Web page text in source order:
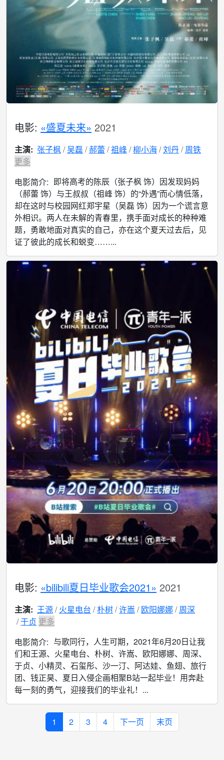
电影: «盛夏未来» 2021
主演: 张子枫 吴磊 郝蕾 祖峰 柳小海 刘丹 周铁
更多
电影简介: 即将高考的陈辰（张子枫 饰）因发现妈妈
（郝蕾 饰）与王叔叔（祖峰 饰）的“外遇”而心情低落，
却在这时与校园网红郑宇星（吴磊 饰）因为一个谎言意
外相识。两人在未解的青春里，携手面对成长的种种难
题，勇敢地面对真实的自己，亦在这个夏天过去后，见
证了彼此的成长和蜕变……...
电影: «bilibili夏日毕业歌会2021» 2021
主演: 王源 火星电台 朴树 许嵩 欧阳娜娜 周深
于贞 更多
电影简介: 与歌同行，人生可期，2021年6月20日让我
们和王源、火星电台、朴树、许嵩、欧阳娜娜、周深、
于贞、小精灵、石玺彤、沙一汀、阿达娃、鱼翅、旅行
团、钱正昊、夏日入侵企画相聚B站一起毕业！用奔赴
每一刻的勇气，迎接我们的毕业礼！...
1 2 3 4 下一页 末页